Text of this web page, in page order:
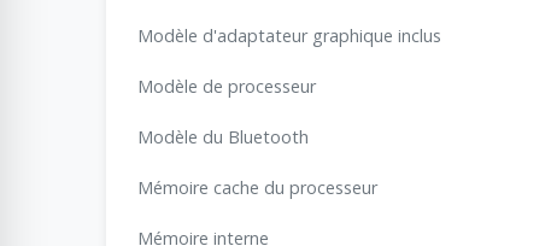
Modèle d'adaptateur graphique inclus
Modèle de processeur
Modèle du Bluetooth
Mémoire cache du processeur
Mémoire interne